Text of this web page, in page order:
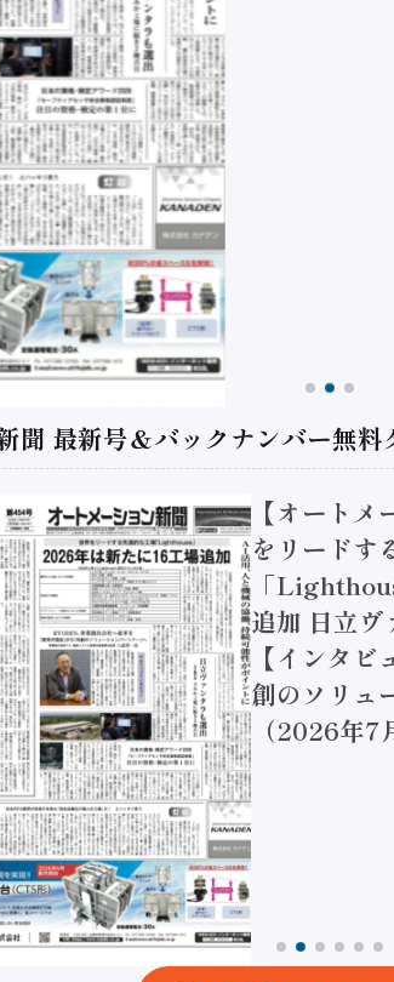
聞 最新号＆バックナンバー無料
【オート
をリードす
「
追加 日立
【インタ
創のソリュ
（2026年7